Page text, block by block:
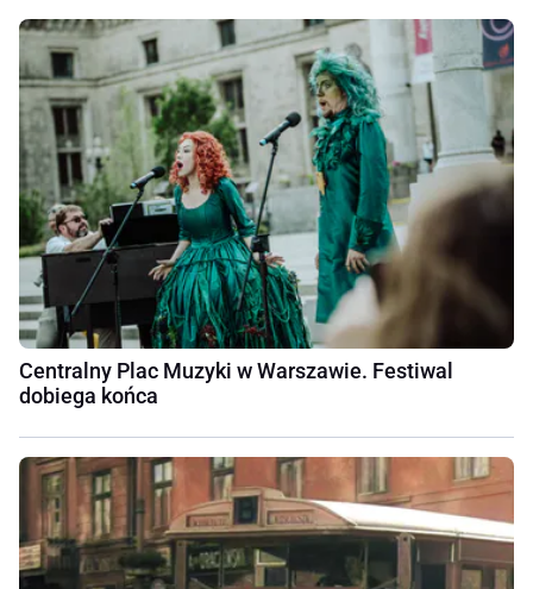
Centralny Plac Muzyki w Warszawie. Festiwal
dobiega końca